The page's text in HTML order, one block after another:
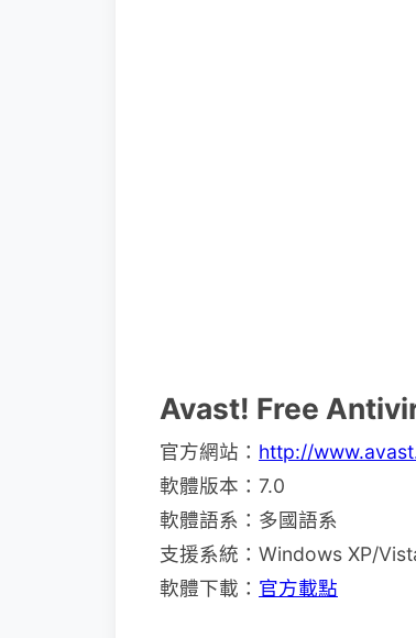
Avast! Free
官方網站： http://
軟體版本：7.0
軟體語系：多國語系
支援系統：Windows XP/
軟體下載： 官方載點